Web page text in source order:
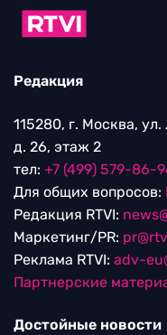
Редакция
115280, г. Москва,
д. 26, этаж 2
тел: +7 (499) 579-86-
Для общих вопросов:
Редакция RTVI:
Маркетинг/PR:
Реклама RTVI: adv-
Партнерские
Достойные новости